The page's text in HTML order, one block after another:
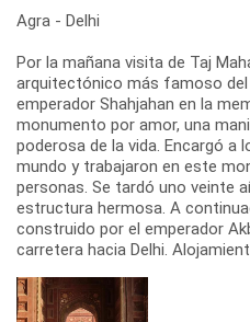
Agra - Delhi
Por la mañana visita de Taj
arquitectónico más famoso
emperador Shahjahan en la
monumento por amor, una
poderosa de la vida. Encargó a
mundo y trabajaron en este
personas. Se tardó uno veinte
estructura hermosa. A
construido por el emperador
carretera hacia Delhi.